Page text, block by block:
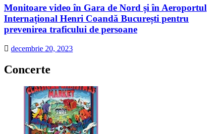
Monitoare video în Gara de Nord și în Aeroportul
Internațional Henri Coandă București pentru
prevenirea traficului de persoane
decembrie 20, 2023
Concerte